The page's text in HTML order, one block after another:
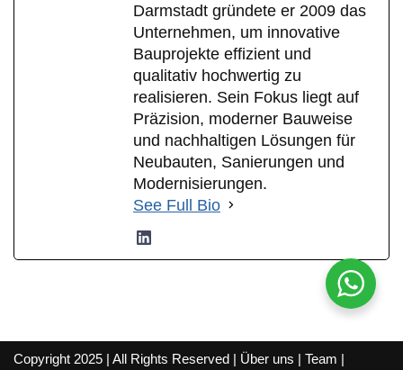
Darmstadt gründete er 2009 das
Unternehmen, um innovative
Bauprojekte effizient und
qualitativ hochwertig zu
realisieren. Sein Fokus liegt auf
Präzision, moderner Bauweise
und nachhaltigen Lösungen für
Neubauten, Sanierungen und
Modernisierungen.
See Full Bio
Copyright 2025 | All Rights Reserved | Über uns | Team |